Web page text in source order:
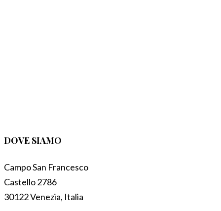
DOVE SIAMO
Campo San Francesco
Castello 2786
30122 Venezia, Italia